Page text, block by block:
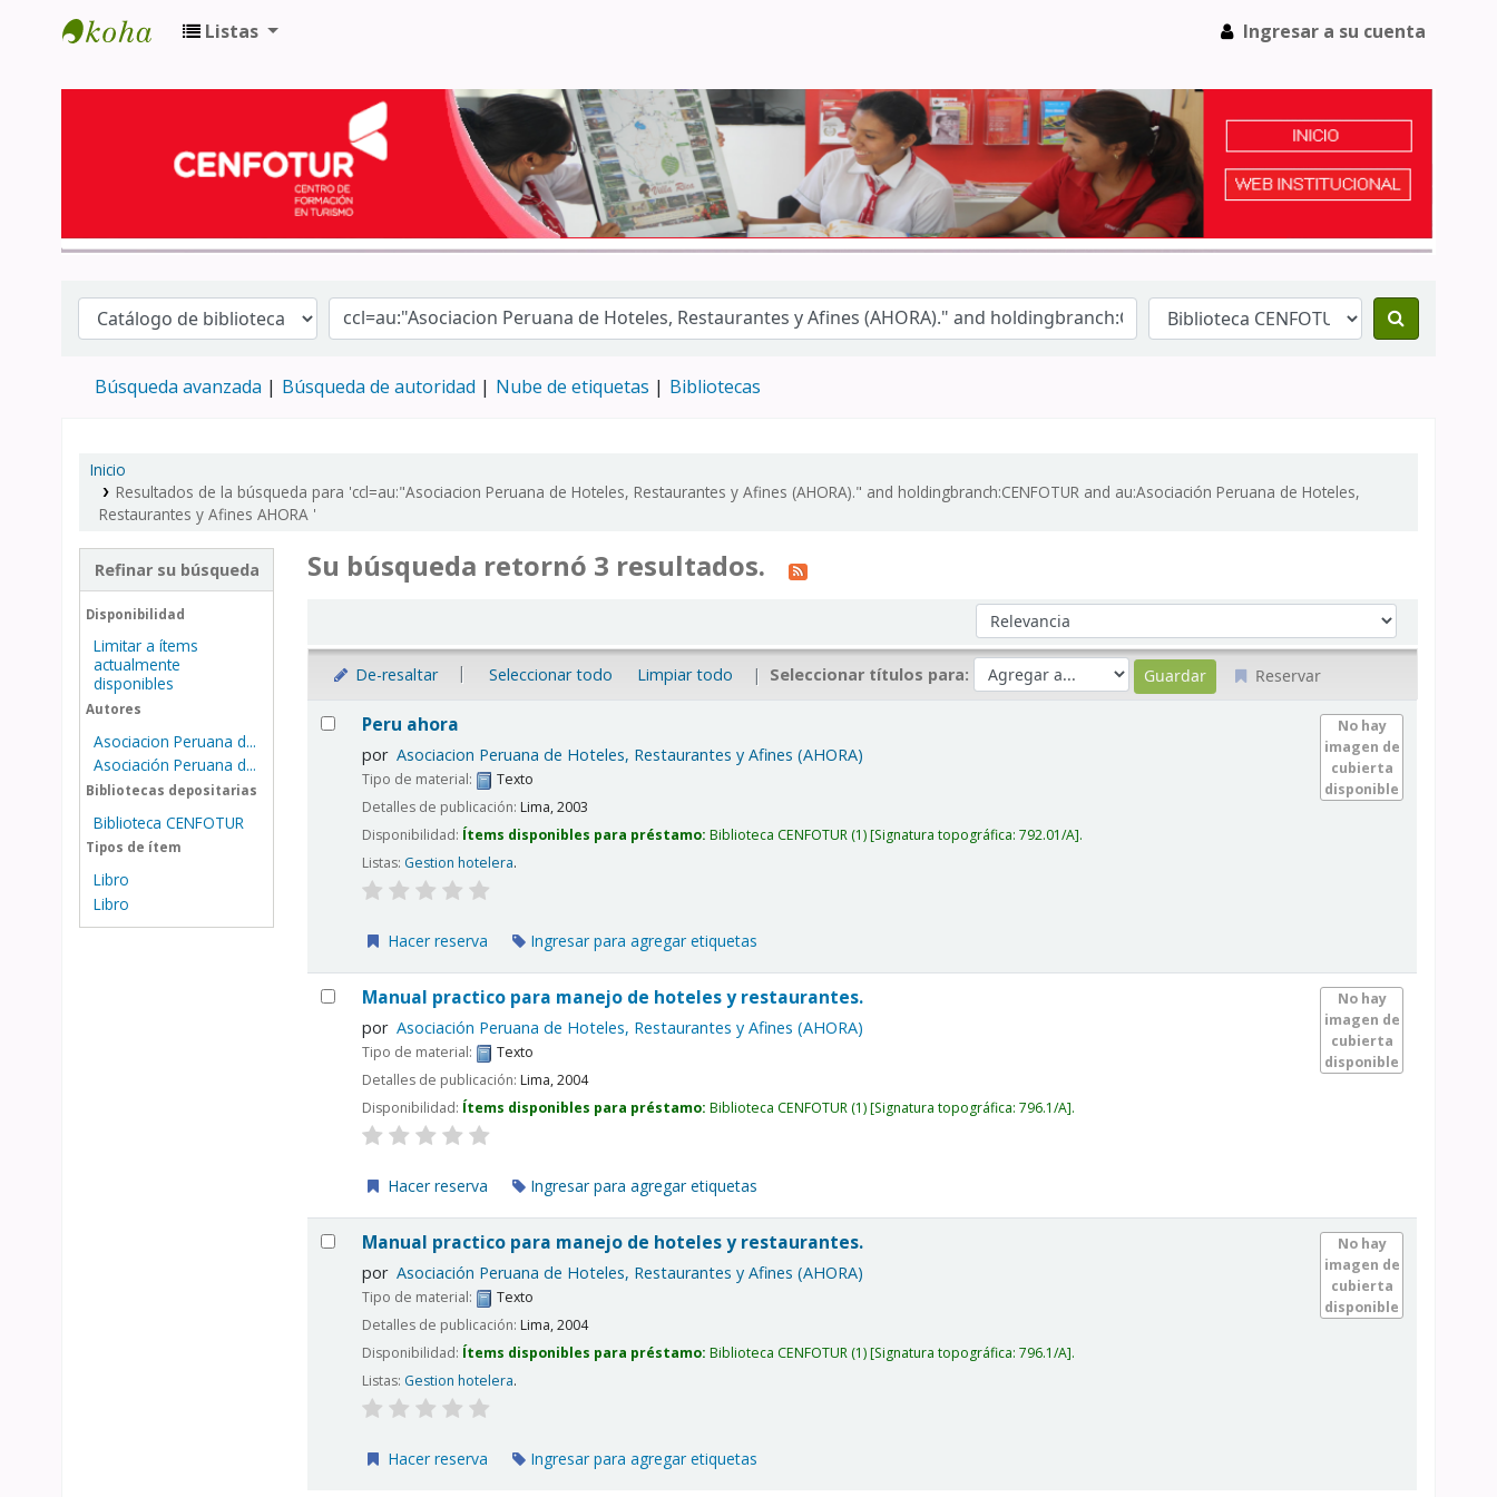
Listas Ingresar a su cuenta
Búsqueda avanzada Búsqueda de autoridad Nube de etiquetas Bibliotecas
Inicio
Resultados de la búsqueda para 'ccl=au:"Asociacion Peruana de Hoteles, Restaurantes y Afines (AHORA)." and holdingbranch:CENFOTUR and au:Asociación Peruana de Hoteles,
Restaurantes y Afines AHORA '
Refinar su búsqueda
Disponibilidad
Limitar a ítems
actualmente
disponibles
Autores
Asociacion Peruana d...
Asociación Peruana d...
Bibliotecas depositarias
Biblioteca CENFOTUR
Tipos de ítem
Libro
Libro
Su búsqueda retornó 3 resultados.
Ordenar por:
De-resaltar Seleccionar todo Limpiar todo Seleccionar títulos para: Reservar
Resultados
No hay
imagen de
cubierta
disponible
Peru ahora
por Asociacion Peruana de Hoteles, Restaurantes y Afines (AHORA)
Tipo de material:
Texto
Detalles de publicación:Lima,2003
Disponibilidad: Ítems disponibles para préstamo:Biblioteca CENFOTUR (1) Signatura topográfica:792.01/A .
Listas: Gestion hotelera.
Hacer reserva Ingresar para agregar etiquetas
No hay
imagen de
cubierta
disponible
Manual practico para manejo de hoteles y restaurantes.
por Asociación Peruana de Hoteles, Restaurantes y Afines (AHORA)
Tipo de material:
Texto
Detalles de publicación:Lima,2004
Disponibilidad: Ítems disponibles para préstamo:Biblioteca CENFOTUR (1) Signatura topográfica:796.1/A .
Hacer reserva Ingresar para agregar etiquetas
No hay
imagen de
cubierta
disponible
Manual practico para manejo de hoteles y restaurantes.
por Asociación Peruana de Hoteles, Restaurantes y Afines (AHORA)
Tipo de material:
Texto
Detalles de publicación:Lima,2004
Disponibilidad: Ítems disponibles para préstamo:Biblioteca CENFOTUR (1) Signatura topográfica:796.1/A .
Listas: Gestion hotelera.
Hacer reserva Ingresar para agregar etiquetas